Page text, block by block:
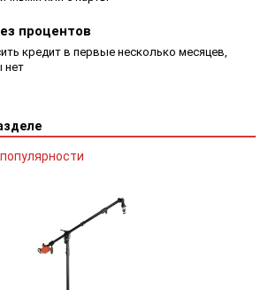
процентов
кредит в первые несколько месяцев,
нет
популярности